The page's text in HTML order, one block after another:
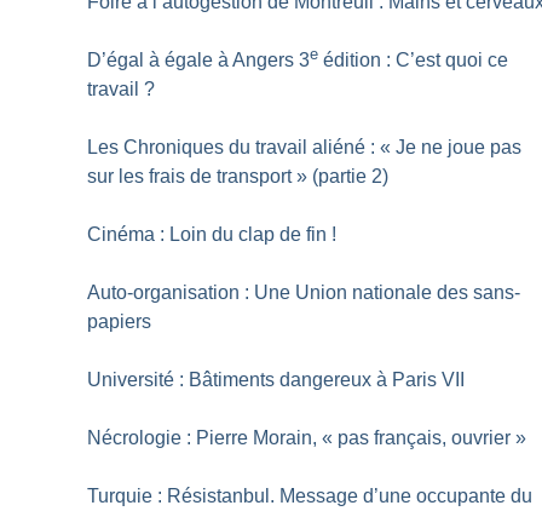
D’égal à égale à Angers 3e édition : C’est quoi ce
travail ?
Les Chroniques du travail aliéné : « Je ne joue pas
sur les frais de transport » (partie 2)
Cinéma : Loin du clap de fin !
Auto-organisation : Une Union nationale des sans-
papiers
Université : Bâtiments dangereux à Paris VII
Nécrologie : Pierre Morain, « pas français, ouvrier »
Turquie : Résistanbul. Message d’une occupante du